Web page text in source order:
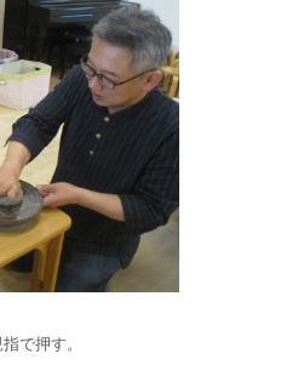
で押す。